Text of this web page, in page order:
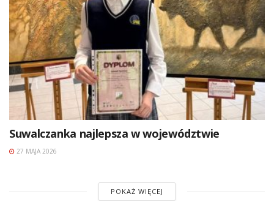
Suwalczanka najlepsza w województwie
27 MAJA 2026
POKAŻ WIĘCEJ